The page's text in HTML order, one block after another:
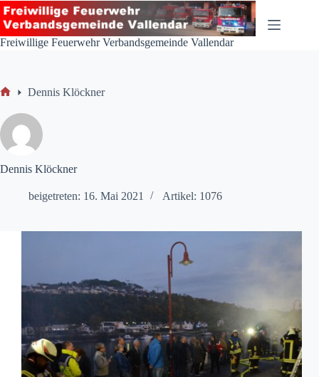
Zum
Inhalt
springen
Freiwillige Feuerwehr Verbandsgemeinde Vallendar
Dennis Klöckner
Dennis Klöckner
beigetreten: 16. Mai 2021 Artikel: 1076